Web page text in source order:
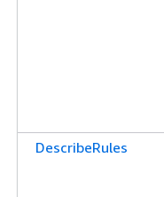
DescribeRules